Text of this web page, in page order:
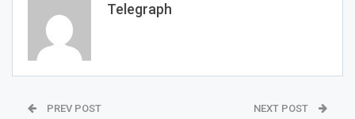
Telegraph
PREV POST NEXT POST